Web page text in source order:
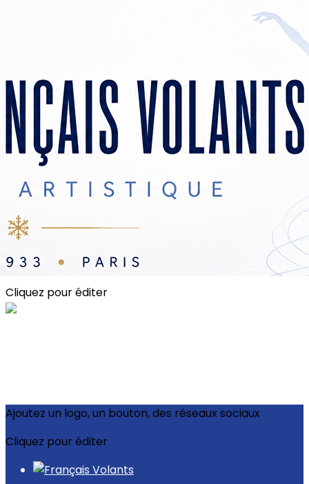
>
Organigramme & Comités
Ethique
Liens utiles
?>
Images de la page d'accueil
Cliquez pour éditer
Ajoutez un logo, un bouton, des réseaux sociaux
Cliquez pour éditer